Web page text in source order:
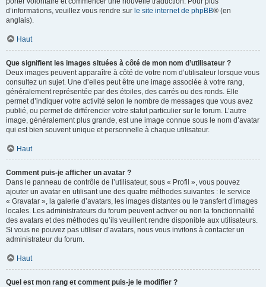
d’informations, veuillez vous rendre sur le site internet de phpBB® (en
anglais).
Haut
Que signifient les images situées à côté de mon nom d’utilisateur ?
Deux images peuvent apparaître à côté de votre nom d’utilisateur lorsque vous
consultez un sujet. Une d’elles peut être une image associée à votre rang,
généralement représentée par des étoiles, des carrés ou des ronds. Elle
permet d’indiquer votre activité selon le nombre de messages que vous avez
publié, ou permet de différencier votre statut particulier sur le forum. L’autre
image, généralement plus grande, est une image connue sous le nom d’avatar
qui est bien souvent unique et personnelle à chaque utilisateur.
Haut
Comment puis-je afficher un avatar ?
Dans le panneau de contrôle de l’utilisateur, sous « Profil », vous pouvez
ajouter un avatar en utilisant une des quatre méthodes suivantes : le service
« Gravatar », la galerie d’avatars, les images distantes ou le transfert d’images
locales. Les administrateurs du forum peuvent activer ou non la fonctionnalité
des avatars et des méthodes qu’ils veuillent rendre disponible aux utilisateurs.
Si vous ne pouvez pas utiliser d’avatars, nous vous invitons à contacter un
administrateur du forum.
Haut
Quel est mon rang et comment puis-je le modifier ?